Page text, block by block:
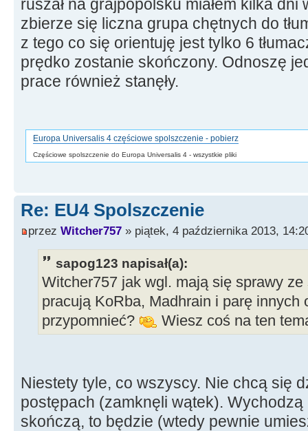
ruszał na grajpopolsku miałem kilka dni
zbierze się liczna grupa chętnych do
z tego co się orientuję jest tylko 6
prędko zostanie skończony. Odnoszę
prace również stanęły.
Europa Universalis 4 częściowe spolszczenie - pobierz
Częściowe spolszczenie do Europa Universalis 4 - wszystkie pliki
Re: EU4 Spolszczenie
przez Witcher757 » piątek, 4 października 2013,
sapog123 napisał(a):
Witcher757 jak wgl. mają się sprawy
pracują KoRba, Madhrain i parę innych
przypomnieć?
Wiesz coś na ten
Niestety tyle, co wszyscy. Nie chcą się
postępach (zamknęli wątek). Wychodzą
skończą, to będzie (wtedy pewnie